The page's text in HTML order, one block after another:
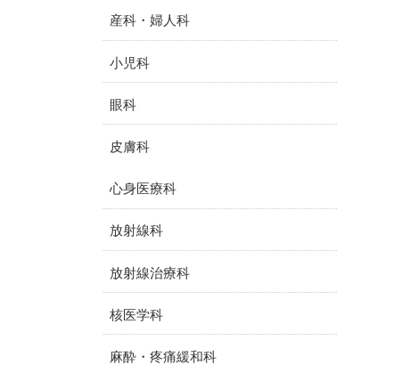
産科・婦人科
小児科
眼科
皮膚科
心身医療科
放射線科
放射線治療科
核医学科
麻酔・疼痛緩和科